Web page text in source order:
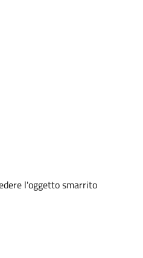
l'oggetto smarrito